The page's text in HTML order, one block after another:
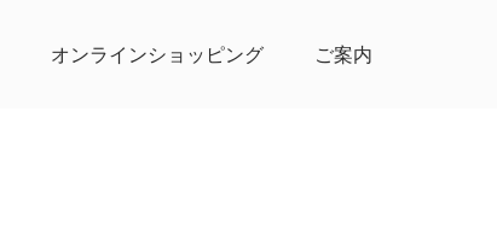
オンラインショッピング ご案内